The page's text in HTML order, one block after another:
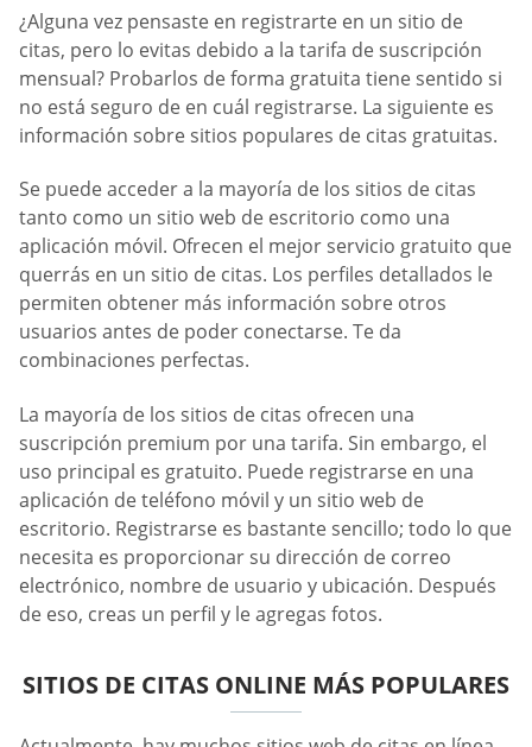
¿Alguna vez pensaste en registrarte en un sitio de
citas, pero lo evitas debido a la tarifa de suscripción
mensual? Probarlos de forma gratuita tiene sentido si
no está seguro de en cuál registrarse. La siguiente es
información sobre sitios populares de citas gratuitas.
Se puede acceder a la mayoría de los sitios de citas
tanto como un sitio web de escritorio como una
aplicación móvil. Ofrecen el mejor servicio gratuito que
querrás en un sitio de citas. Los perfiles detallados le
permiten obtener más información sobre otros
usuarios antes de poder conectarse. Te da
combinaciones perfectas.
La mayoría de los sitios de citas ofrecen una
suscripción premium por una tarifa. Sin embargo, el
uso principal es gratuito. Puede registrarse en una
aplicación de teléfono móvil y un sitio web de
escritorio. Registrarse es bastante sencillo; todo lo que
necesita es proporcionar su dirección de correo
electrónico, nombre de usuario y ubicación. Después
de eso, creas un perfil y le agregas fotos.
SITIOS DE CITAS ONLINE MÁS POPULARES